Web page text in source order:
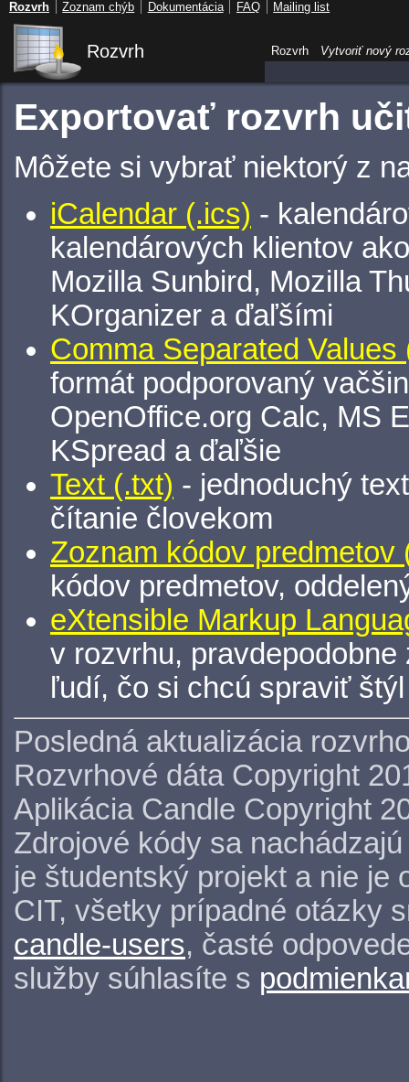
Rozvrh
Exportovať rozvrh
Môžete si vybrať niektorý z
iCalendar (.ics) -
kalendárových klientov
Mozilla Sunbird, Mozilla
KOrganizer a ďaľšími
Comma Separated Values
formát podporovaný
OpenOffice.org Calc, MS
KSpread a ďaľšie
Text (.txt) - jednoduchý
čítanie človekom
Zoznam kódov predmetov
kódov predmetov,
eXtensible Markup
v rozvrhu,
ľudí, čo si chcú spraviť
Posledná aktualizácia
Rozvrhové dáta Copyright
Aplikácia Candle Copyright
Zdrojové kódy sa
je študentský projekt a nie je
CIT, všetky prípadné otázky
candle-users, časté
služby súhlasíte s
Rozvrh Vytvoriť nový
Rozvrh Zoznam chýb Dokumentácia FAQ Mailing list